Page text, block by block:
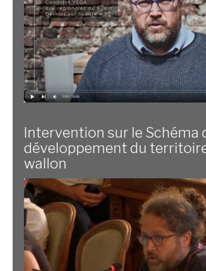
Intervention sur le Schéma
développement du territoire
wallon